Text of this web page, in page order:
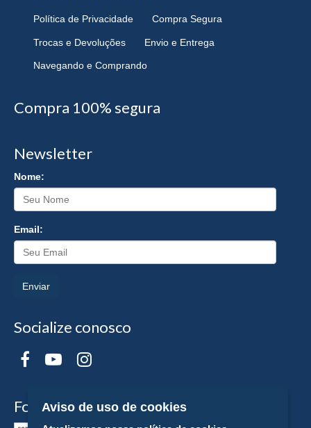
Política de Privacidade Compra Segura
Trocas e Devoluções Envio e Entrega
Navegando e Comprando
Compra 100% segura
Newsletter
Nome:
Email:
Enviar
Socialize conosco
Formas de Pagamento
Aviso de uso de cookies